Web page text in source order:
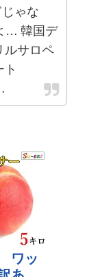
ゃな
… 韓国デ
ルサロペ
ト